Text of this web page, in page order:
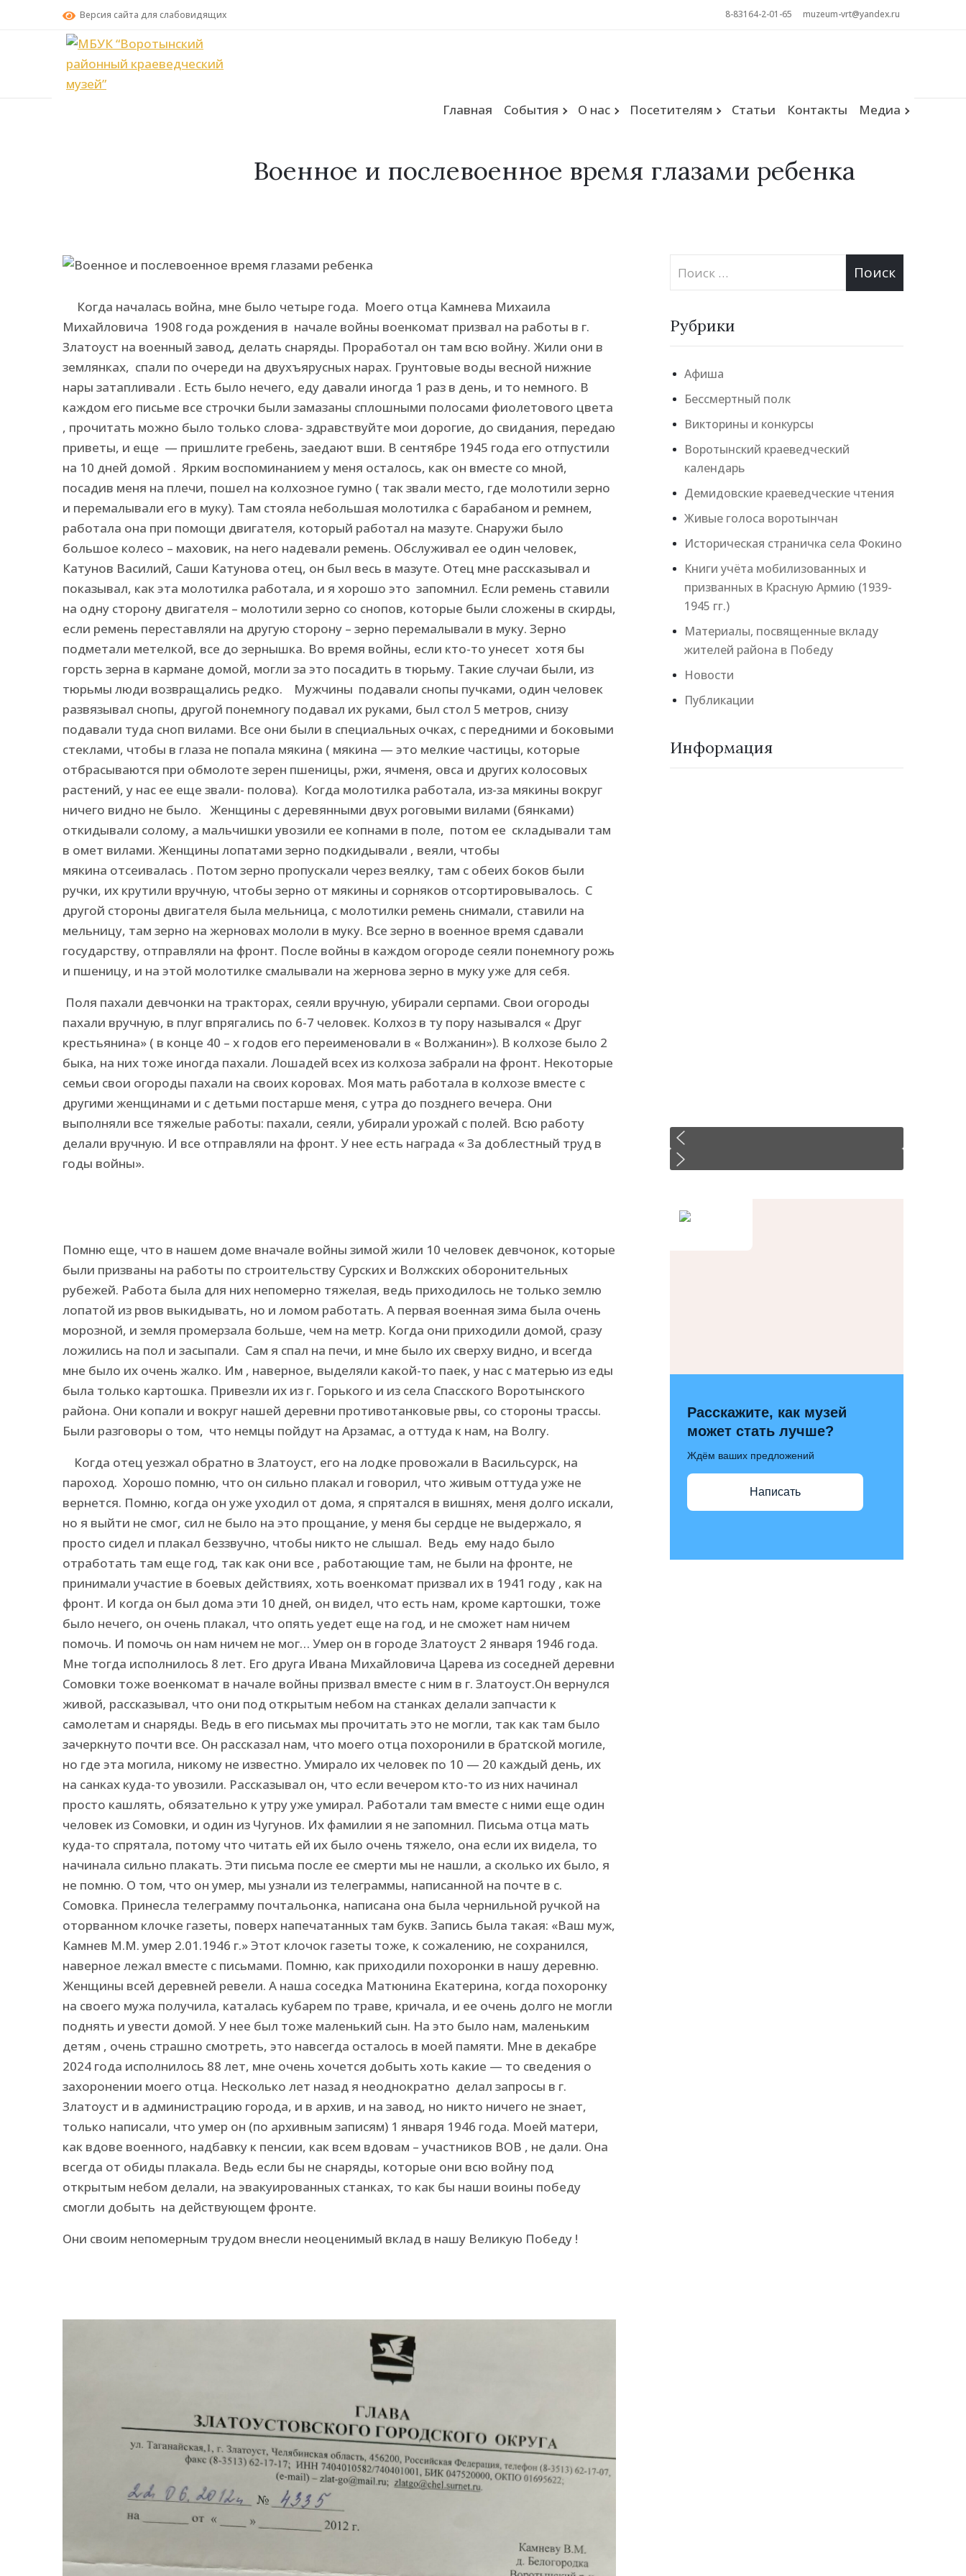
Версия сайта для слабовидящих 8-83164-2-01-65 muzeum-vrt@yandex.ru
Главная События О нас Посетителям Статьи Контакты Медиа
Военное и послевоенное время глазами ребенка
Когда началась война, мне было четыре года. Моего отца Камнева Михаила
Михайловича 1908 года рождения в начале войны военкомат призвал на работы в г.
Златоуст на военный завод, делать снаряды. Проработал он там всю войну. Жили они в
землянках, спали по очереди на двухъярусных нарах. Грунтовые воды весной нижние
нары затапливали . Есть было нечего, еду давали иногда 1 раз в день, и то немного. В
каждом его письме все строчки были замазаны сплошными полосами фиолетового цвета
, прочитать можно было только слова- здравствуйте мои дорогие, до свидания, передаю
приветы, и еще — пришлите гребень, заедают вши. В сентябре 1945 года его отпустили
на 10 дней домой . Ярким воспоминанием у меня осталось, как он вместе со мной,
посадив меня на плечи, пошел на колхозное гумно ( так звали место, где молотили зерно
и перемалывали его в муку). Там стояла небольшая молотилка с барабаном и ремнем,
работала она при помощи двигателя, который работал на мазуте. Снаружи было
большое колесо – маховик, на него надевали ремень. Обслуживал ее один человек,
Катунов Василий, Саши Катунова отец, он был весь в мазуте. Отец мне рассказывал и
показывал, как эта молотилка работала, и я хорошо это запомнил. Если ремень ставили
на одну сторону двигателя – молотили зерно со снопов, которые были сложены в скирды,
если ремень переставляли на другую сторону – зерно перемалывали в муку. Зерно
подметали метелкой, все до зернышка. Во время войны, если кто-то унесет хотя бы
горсть зерна в кармане домой, могли за это посадить в тюрьму. Такие случаи были, из
тюрьмы люди возвращались редко. Мужчины подавали снопы пучками, один человек
развязывал снопы, другой понемногу подавал их руками, был стол 5 метров, снизу
подавали туда сноп вилами. Все они были в специальных очках, с передними и боковыми
стеклами, чтобы в глаза не попала мякина ( мякина — это мелкие частицы, которые
отбрасываются при обмолоте зерен пшеницы, ржи, ячменя, овса и других колосовых
растений, у нас ее еще звали- полова). Когда молотилка работала, из-за мякины вокруг
ничего видно не было. Женщины с деревянными двух роговыми вилами (бянками)
откидывали солому, а мальчишки увозили ее копнами в поле, потом ее складывали там
в омет вилами. Женщины лопатами зерно подкидывали , веяли, чтобы
мякина отсеивалась . Потом зерно пропускали через веялку, там с обеих боков были
ручки, их крутили вручную, чтобы зерно от мякины и сорняков отсортировывалось. С
другой стороны двигателя была мельница, с молотилки ремень снимали, ставили на
мельницу, там зерно на жерновах мололи в муку. Все зерно в военное время сдавали
государству, отправляли на фронт. После войны в каждом огороде сеяли понемногу рожь
и пшеницу, и на этой молотилке смалывали на жернова зерно в муку уже для себя.
Поля пахали девчонки на тракторах, сеяли вручную, убирали серпами. Свои огороды
пахали вручную, в плуг впрягались по 6-7 человек. Колхоз в ту пору назывался « Друг
крестьянина» ( в конце 40 – х годов его переименовали в « Волжанин»). В колхозе было 2
быка, на них тоже иногда пахали. Лошадей всех из колхоза забрали на фронт. Некоторые
семьи свои огороды пахали на своих коровах. Моя мать работала в колхозе вместе с
другими женщинами и с детьми постарше меня, с утра до позднего вечера. Они
выполняли все тяжелые работы: пахали, сеяли, убирали урожай с полей. Всю работу
делали вручную. И все отправляли на фронт. У нее есть награда « За доблестный труд в
годы войны».
Помню еще, что в нашем доме вначале войны зимой жили 10 человек девчонок, которые
были призваны на работы по строительству Сурских и Волжских оборонительных
рубежей. Работа была для них непомерно тяжелая, ведь приходилось не только землю
лопатой из рвов выкидывать, но и ломом работать. А первая военная зима была очень
морозной, и земля промерзала больше, чем на метр. Когда они приходили домой, сразу
ложились на пол и засыпали. Сам я спал на печи, и мне было их сверху видно, и всегда
мне было их очень жалко. Им , наверное, выделяли какой-то паек, у нас с матерью из еды
была только картошка. Привезли их из г. Горького и из села Спасского Воротынского
района. Они копали и вокруг нашей деревни противотанковые рвы, со стороны трассы.
Были разговоры о том, что немцы пойдут на Арзамас, а оттуда к нам, на Волгу.
Когда отец уезжал обратно в Златоуст, его на лодке провожали в Васильсурск, на
пароход. Хорошо помню, что он сильно плакал и говорил, что живым оттуда уже не
вернется. Помню, когда он уже уходил от дома, я спрятался в вишнях, меня долго искали,
но я выйти не смог, сил не было на это прощание, у меня бы сердце не выдержало, я
просто сидел и плакал беззвучно, чтобы никто не слышал. Ведь ему надо было
отработать там еще год, так как они все , работающие там, не были на фронте, не
принимали участие в боевых действиях, хоть военкомат призвал их в 1941 году , как на
фронт. И когда он был дома эти 10 дней, он видел, что есть нам, кроме картошки, тоже
было нечего, он очень плакал, что опять уедет еще на год, и не сможет нам ничем
помочь. И помочь он нам ничем не мог… Умер он в городе Златоуст 2 января 1946 года.
Мне тогда исполнилось 8 лет. Его друга Ивана Михайловича Царева из соседней деревни
Сомовки тоже военкомат в начале войны призвал вместе с ним в г. Златоуст.Он вернулся
живой, рассказывал, что они под открытым небом на станках делали запчасти к
самолетам и снаряды. Ведь в его письмах мы прочитать это не могли, так как там было
зачеркнуто почти все. Он рассказал нам, что моего отца похоронили в братской могиле,
но где эта могила, никому не известно. Умирало их человек по 10 — 20 каждый день, их
на санках куда-то увозили. Рассказывал он, что если вечером кто-то из них начинал
просто кашлять, обязательно к утру уже умирал. Работали там вместе с ними еще один
человек из Сомовки, и один из Чугунов. Их фамилии я не запомнил. Письма отца мать
куда-то спрятала, потому что читать ей их было очень тяжело, она если их видела, то
начинала сильно плакать. Эти письма после ее смерти мы не нашли, а сколько их было, я
не помню. О том, что он умер, мы узнали из телеграммы, написанной на почте в с.
Сомовка. Принесла телеграмму почтальонка, написана она была чернильной ручкой на
оторванном клочке газеты, поверх напечатанных там букв. Запись была такая: «Ваш муж,
Камнев М.М. умер 2.01.1946 г.» Этот клочок газеты тоже, к сожалению, не сохранился,
наверное лежал вместе с письмами. Помню, как приходили похоронки в нашу деревню.
Женщины всей деревней ревели. А наша соседка Матюнина Екатерина, когда похоронку
на своего мужа получила, каталась кубарем по траве, кричала, и ее очень долго не могли
поднять и увести домой. У нее был тоже маленький сын. На это было нам, маленьким
детям , очень страшно смотреть, это навсегда осталось в моей памяти. Мне в декабре
2024 года исполнилось 88 лет, мне очень хочется добыть хоть какие — то сведения о
захоронении моего отца. Несколько лет назад я неоднократно делал запросы в г.
Златоуст и в администрацию города, и в архив, и на завод, но никто ничего не знает,
только написали, что умер он (по архивным записям) 1 января 1946 года. Моей матери,
как вдове военного, надбавку к пенсии, как всем вдовам – участников ВОВ , не дали. Она
всегда от обиды плакала. Ведь если бы не снаряды, которые они всю войну под
открытым небом делали, на эвакуированных станках, то как бы наши воины победу
смогли добыть на действующем фронте.
Они своим непомерным трудом внесли неоценимый вклад в нашу Великую Победу !
Рубрики
Афиша
Бессмертный полк
Викторины и конкурсы
Воротынский краеведческий
календарь
Демидовские краеведческие чтения
Живые голоса воротынчан
Историческая страничка села Фокино
Книги учёта мобилизованных и
призванных в Красную Армию (1939-
1945 гг.)
Материалы, посвященные вкладу
жителей района в Победу
Новости
Публикации
Информация
Расскажите, как музей
может стать лучше?
Ждём ваших предложений
Написать